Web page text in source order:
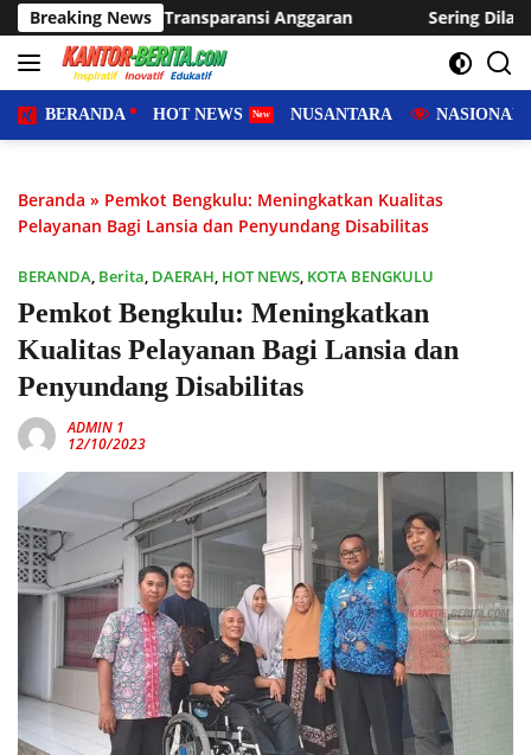
Langsung
ke
konten
Breaking News
Anggaran Sering Dilanda Genangan, Desa
BERANDA HOT NEWS NUSANTARA NASIONAL
Beranda » Pemkot Bengkulu: Meningkatkan Kualitas
Pelayanan Bagi Lansia dan Penyundang Disabilitas
BERANDA, Berita, DAERAH, HOT NEWS, KOTA BENGKULU
Pemkot Bengkulu: Meningkatkan
Kualitas Pelayanan Bagi Lansia dan
Penyundang Disabilitas
ADMIN 1
12/10/2023